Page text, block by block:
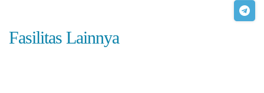
Fasilitas Lainnya